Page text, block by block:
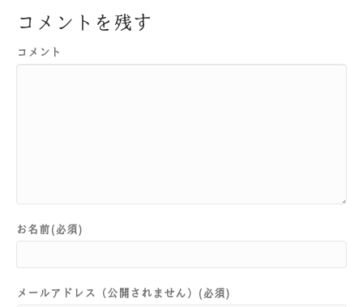
コメントを残す
コメント
お名前(必須)
メールアドレス（公開されません）(必須)